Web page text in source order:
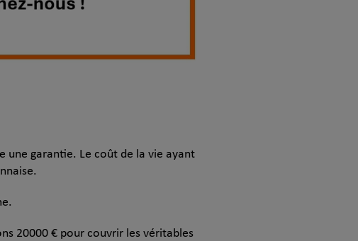
une garantie. Le coût de la vie ayant
20000 € pour couvrir les véritables